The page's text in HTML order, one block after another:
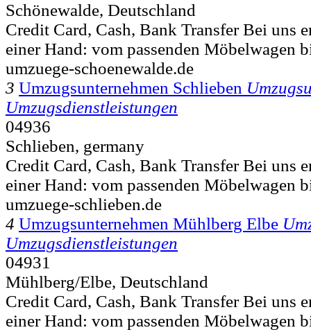
Schönewalde, Deutschland
Credit Card, Cash, Bank Transfer Bei uns
einer Hand: vom passenden Möbelwagen
umzuege-schoenewalde.de
3 Umzugsunternehmen Schlieben
Umzugsdienstleistungen
04936
Schlieben, germany
Credit Card, Cash, Bank Transfer Bei uns
einer Hand: vom passenden Möbelwagen
umzuege-schlieben.de
4 Umzugsunternehmen Mühlberg Elbe
Umzugsdienstleistungen
04931
Mühlberg/Elbe, Deutschland
Credit Card, Cash, Bank Transfer Bei uns
einer Hand: vom passenden Möbelwagen